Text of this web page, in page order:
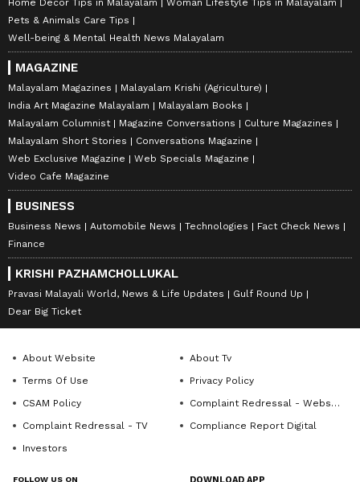
Pets & Animals Care Tips
Well-being & Mental Health News Malayalam
MAGAZINE
Malayalam Magazines
Malayalam Krishi (Agriculture)
India Art Magazine Malayalam
Malayalam Books
Malayalam Columnist
Magazine Conversations
Culture Magazines
Malayalam Short Stories
Conversations Magazine
Web Exclusive Magazine
Web Specials Magazine
Video Cafe Magazine
BUSINESS
Business News Automobile News Technologies
Fact Check News
Finance
KRISHI PAZHAMCHOLLUKAL
Pravasi Malayali World, News & Life Updates
Gulf Round Up
Dear Big Ticket
About Website
About Tv
Terms Of Use
Privacy Policy
CSAM Policy
Complaint Redressal - Website
Complaint Redressal - TV
Compliance Report Digital
Investors
FOLLOW US ON DOWNLOAD APP